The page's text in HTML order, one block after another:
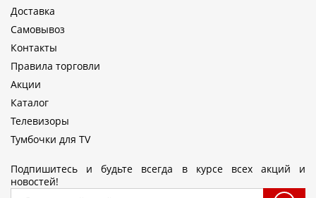
Доставка
Самовывоз
Контакты
Правила торговли
Акции
Каталог
Телевизоры
Тумбочки для TV
Подпишитесь и будьте всегда в курсе всех акций и
новостей!